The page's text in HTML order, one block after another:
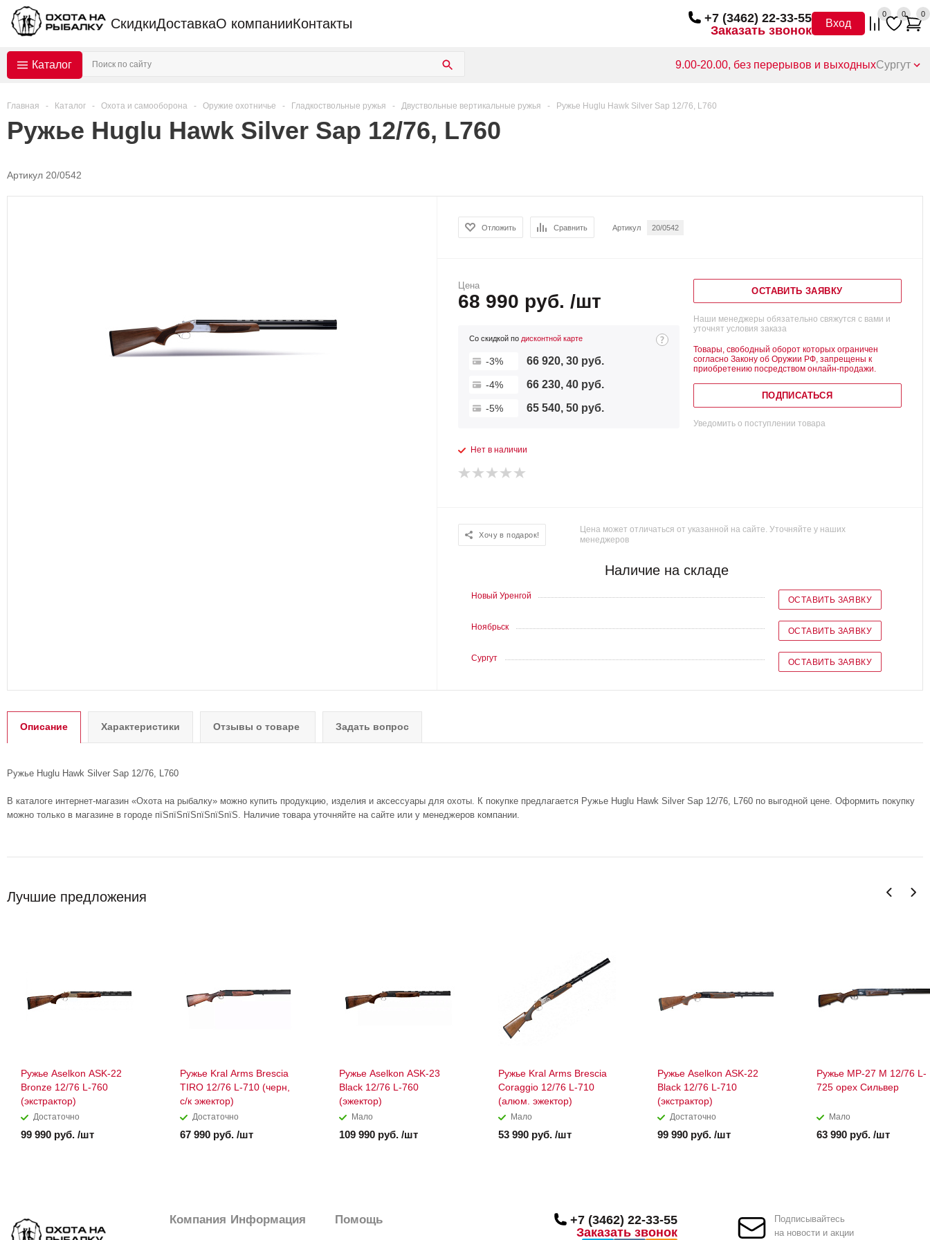
СкидкиДоставкаО компанииКонтакты
+7 (3462) 22-33-55
Заказать звонок
Вход
0 0 0
Каталог 9.00-20.00, без перерывов и выходныхСургут
Главная - Каталог - Охота и самооборона - Оружие охотничье - Гладкоствольные ружья - Двуствольные вертикальные ружья - Ружье Huglu Hawk Silver Sap 12/76, L760
Ружье Huglu Hawk Silver Sap 12/76, L760
Артикул 20/0542
Отложить Сравнить Артикул 20/0542
Цена
68 990 руб. /шт
Со скидкой подисконтной карте
-3% 66 920, 30 руб.
-4% 66 230, 40 руб.
-5% 65 540, 50 руб.
Нет в наличии
ОСТАВИТЬ ЗАЯВКУ
Наши менеджеры обязательно свяжутся с вами и
уточнят условия заказа
Товары, свободный оборот которых ограничен
согласно Закону об Оружии РФ, запрещены к
приобретению посредством онлайн-продажи.
ПОДПИСАТЬСЯ
Уведомить о поступлении товара
Хочу в подарок!
Цена может отличаться от указанной на сайте. Уточняйте у наших
менеджеров
Наличие на складе
Новый Уренгой ОСТАВИТЬ ЗАЯВКУ
Ноябрьск ОСТАВИТЬ ЗАЯВКУ
Сургут ОСТАВИТЬ ЗАЯВКУ
Описание Характеристики Отзывы о товаре Задать вопрос
Ружье Huglu Hawk Silver Sap 12/76, L760
В каталоге интернет-магазин «Охота на рыбалку» можно купить продукцию, изделия и аксессуары для охоты. К покупке предлагается Ружье Huglu Hawk Silver Sap 12/76, L760 по выгодной цене. Оформить покупку
можно только в магазине в городе пїЅпїЅпїЅпїЅпїЅпїЅ. Наличие товара уточняйте на сайте или у менеджеров компании.
Лучшие предложения
Ружье Aselkon ASK-22
Bronze 12/76 L-760
(экстрактор)
Достаточно
99 990 руб. /шт
Ружье Kral Arms Brescia
TIRO 12/76 L-710 (черн,
с/к эжектор)
Достаточно
67 990 руб. /шт
Ружье Aselkon ASK-23
Black 12/76 L-760
(эжектор)
Мало
109 990 руб. /шт
Ружье Kral Arms Brescia
Coraggio 12/76 L-710
(алюм. эжектор)
Мало
53 990 руб. /шт
Ружье Aselkon ASK-22
Black 12/76 L-710
(экстрактор)
Достаточно
99 990 руб. /шт
Ружье МР-27 М 12/76 L-
725 орех Сильвер
Мало
63 990 руб. /шт
Компания Информация Помощь
+7 (3462) 22-33-55
Заказать звонок
Подписывайтесь
на новости и акции